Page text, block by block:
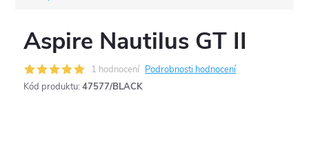
Aspire Nautilus GT II
1 hodnocení Podrobnosti hodnocení
Kód produktu: 47577/BLACK